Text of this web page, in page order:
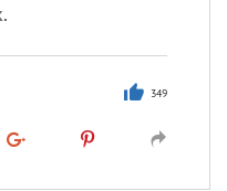
349
празднуют именины
Анатолий , Афанасий, Борис